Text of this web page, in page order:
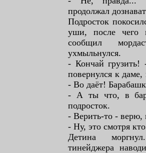
продолжал
Подросток
уши, после чего
сообщил
ухмыльнулся.
- Кончай грузить!
повернулся к
- Во даёт!
- А ты что, в
подросток.
- Верить-то -
- Ну, это смотря
Детина
тинейджера